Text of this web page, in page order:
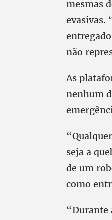
mesmas
evasivas.
não
As
nenhum
seja a
de um
como
“Durante